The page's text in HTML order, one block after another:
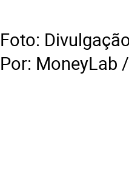
Foto:
Por: MoneyLab